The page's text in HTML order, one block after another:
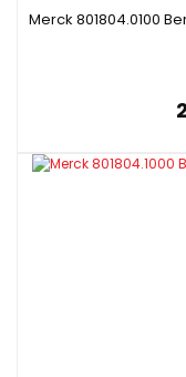
Merck 801804.0100